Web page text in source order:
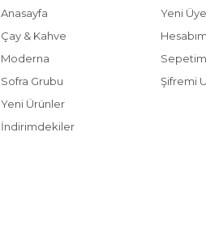
Anasayfa
Çay & Kahve
Moderna
Sofra Grubu
Yeni Ürünler
İndirimdekiler
Yeni
Hesabım
Sepetim
Şifremi